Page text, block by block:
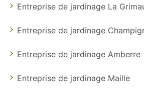
Entreprise de jardinage La
Entreprise de jardinage
Entreprise de jardinage Amberre
Entreprise de jardinage Maille